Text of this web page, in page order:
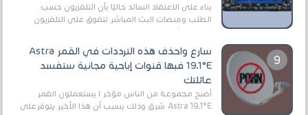
بناءً على الاعتقاد السائد حاليًا بأن التلفزيون حسب
الطلب ومنصات البث المباشر تتفوق على التلفزيون
الرقمي الأرضي التقليدي، يُعدّ IPTV-org خيار...
سارع واحذف هذه الترددات في القمر Astra
19.1°E فبها قنوات إباحية مجانية ستفسد
عائلتك
أصبح مجموعة من الناس مؤخر ا يستعملون القمر
Astra 19.1°E شرق وذلك بسبب أن هذا الأخير يتوفرعلى